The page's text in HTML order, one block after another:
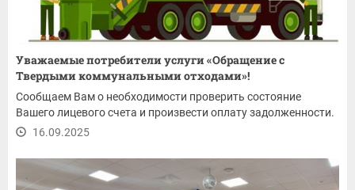
Уважаемые потребители услуги «Обращение с
Твердыми коммунальными отходами»!
Сообщаем Вам о необходимости проверить состояние
Вашего лицевого счета и произвести оплату задолженности.
16.09.2025